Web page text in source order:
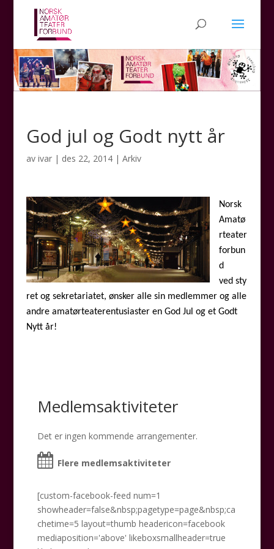
God jul og Godt nytt år
av ivar| des 22, 2014| Arkiv
Norsk
Amatø
rteater
forbun
d
ved sty
ret og sekretariatet, ønsker alle sin medlemmer og alle
andre amatørteaterentusiaster en God Jul og et Godt
Nytt år!
Medlemsaktiviteter
Det er ingen kommende arrangementer.
Flere medlemsaktiviteter
[custom-facebook-feed num=1
showheader=false&nbsp;pagetype=page&nbsp;ca
chetime=5 layout=thumb headericon=facebook
mediaposition='above' likeboxsmallheader=true